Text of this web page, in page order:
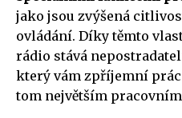
jako jsou zvýšená
ovládání. Díky těmto
rádio stává
který vám zpříjemní
tom největším